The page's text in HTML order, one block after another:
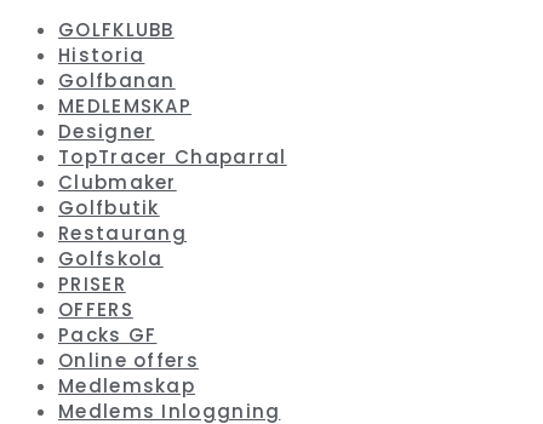
GOLFKLUBB
Historia
Golfbanan
MEDLEMSKAP
Designer
TopTracer Chaparral
Clubmaker
Golfbutik
Restaurang
Golfskola
PRISER
OFFERS
Packs GF
Online offers
Medlemskap
Medlems Inloggning